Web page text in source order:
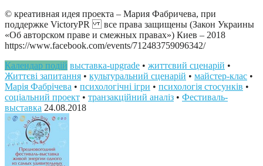
© креативная идея проекта – Мария Фабричева, при
поддержке VictoryPR все права защищены (Закон Украины
«Об авторском праве и смежных правах») Киев – 2018
https://www.facebook.com/events/712483759096342/
Календар подій выставка-upgrade • життєвий сценарій •
Життєві запитання • культуральний сценарій • майстер-клас •
Марія Фабрічева • психологічні ігри • психологія стосунків •
соціальний проект • транзакційний аналіз • Фестиваль-
выставка 24.08.2018